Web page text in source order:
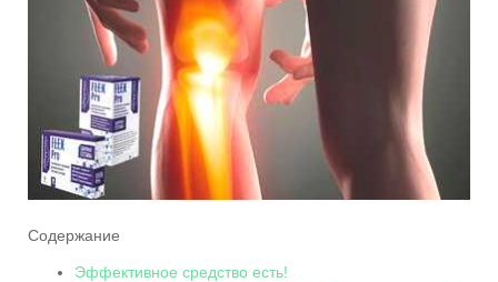
Содержание
Эффективное средство есть!